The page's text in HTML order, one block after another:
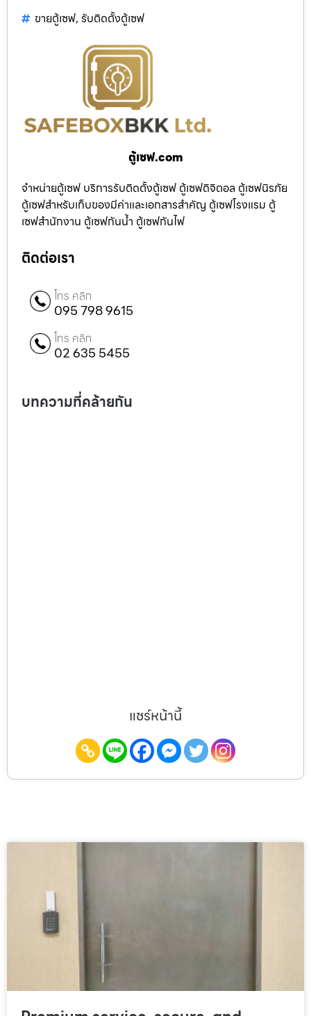
ขายตู้เซฟ, รับติดตั้งตู้เซฟ
ตู้เซฟ.com
จำหน่ายตู้เซฟ บริการรับติดตั้งตู้เซฟ ตู้เซฟดิจิตอล ตู้เซฟนิรภัย
ตู้เซฟสำหรับเก็บของมีค่าและเอกสารสำคัญ ตู้เซฟโรงแรม ตู้
เซฟสำนักงาน ตู้เซฟกันน้ำ ตู้เซฟกันไฟ
ติดต่อเรา
โทร คลิก
095 798 9615
โทร คลิก
02 635 5455
บทความที่คล้ายกัน
แชร์หน้านี้